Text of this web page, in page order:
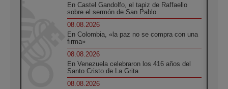
En Castel Gandolfo, el tapiz de Raffaello
sobre el sermón de San Pablo
08.08.2026
En Colombia, «la paz no se compra con una
firma»
08.08.2026
En Venezuela celebraron los 416 años del
Santo Cristo de La Grita
08.08.2026